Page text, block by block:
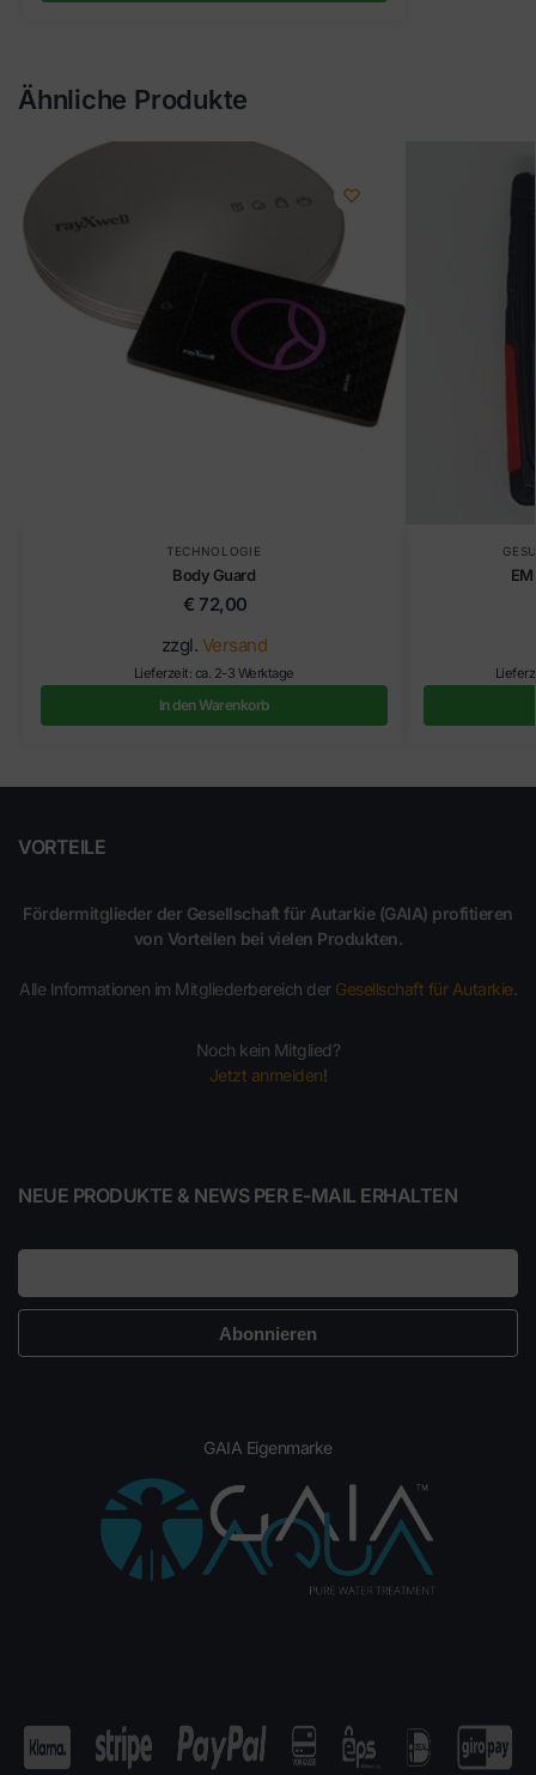
Ähnliche Produkte
TECHNOLOGIE
Body Guard
€ 72,00
zzgl. Versand
Lieferzeit: ca. 2-3 Werktage
In den Warenkorb
VORTEILE
Fördermitglieder der Gesellschaft für Autarkie (GAIA) profitieren
von Vorteilen bei vielen Produkten.
Alle Informationen im Mitgliederbereich der Gesellschaft für Autarkie.
Noch kein Mitglied?
Jetzt anmelden!
NEUE PRODUKTE & NEWS PER E-MAIL ERHALTEN
GAIA Eigenmarke